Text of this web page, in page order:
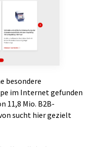
besondere
im Internet gefunden
11,8 Mio. B2B-
sucht hier gezielt